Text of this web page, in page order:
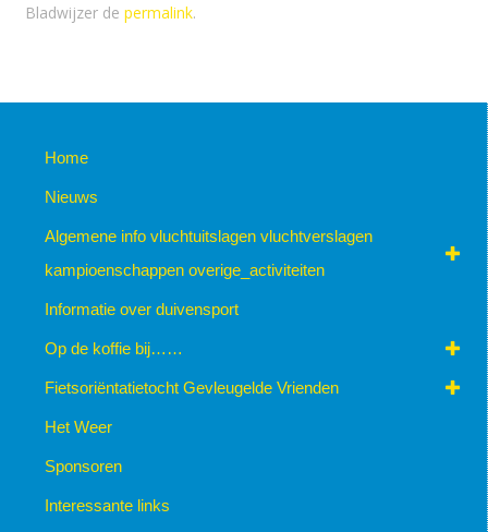
Bladwijzer de permalink.
Home
Nieuws
Algemene info vluchtuitslagen vluchtverslagen
kampioenschappen overige_activiteiten
Informatie over duivensport
Op de koffie bij……
Fietsoriëntatietocht Gevleugelde Vrienden
Het Weer
Sponsoren
Interessante links